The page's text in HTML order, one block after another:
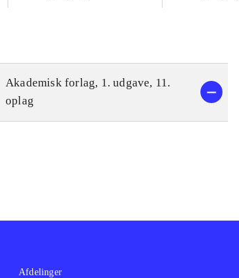
Akademisk forlag, 1. udgave, 11.
oplag
Afdelinger